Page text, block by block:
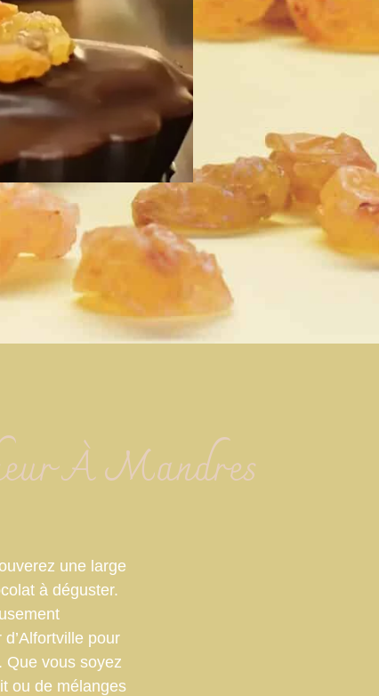
À Mandres
une large
à déguster.
pour
Que vous soyez
ou de mélanges